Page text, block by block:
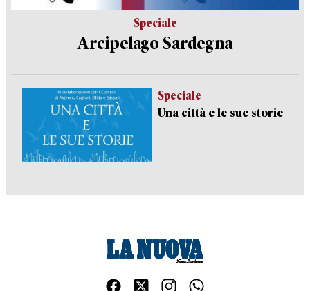
Speciale
Arcipelago Sardegna
Speciale
Una città e le sue storie